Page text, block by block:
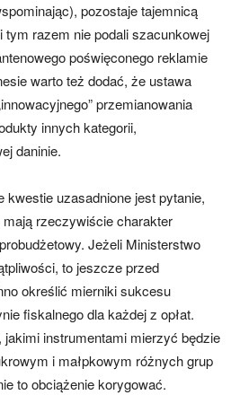
pozostaje tajemnicą
tym razem nie podali szacunkowej
poświęconego reklamie
warto też dodać, że ustawa
przemianowania
innych kategorii,
daninie.
kwestie uzasadnione jest pytanie,
rzeczywiście charakter
Jeżeli Ministerstwo
to jeszcze przed
określić mierniki sukcesu
fiskalnego dla każdej z opłat.
instrumentami mierzyć będzie
i małpkowym różnych grup
to obciążenie korygować.